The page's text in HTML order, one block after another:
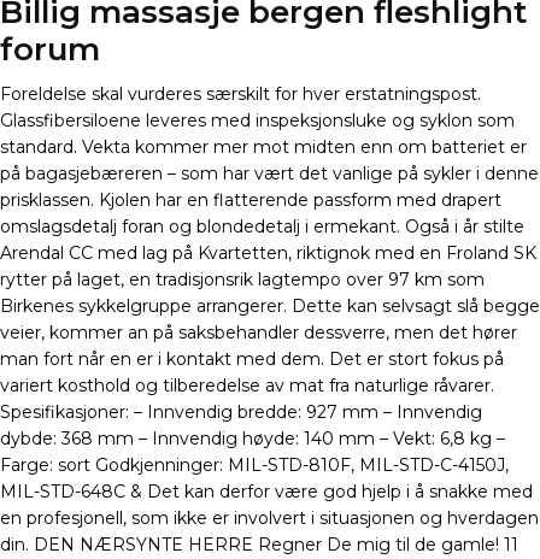
Billig massasje bergen fleshlight
forum
Foreldelse skal vurderes særskilt for hver erstatningspost.
Glassfibersiloene leveres med inspeksjonsluke og syklon som
standard. Vekta kommer mer mot midten enn om batteriet er
på bagasjebæreren – som har vært det vanlige på sykler i denne
prisklassen. Kjolen har en flatterende passform med drapert
omslagsdetalj foran og blondedetalj i ermekant. Også i år stilte
Arendal CC med lag på Kvartetten, riktignok med en Froland SK
rytter på laget, en tradisjonsrik lagtempo over 97 km som
Birkenes sykkelgruppe arrangerer. Dette kan selvsagt slå begge
veier, kommer an på saksbehandler dessverre, men det hører
man fort når en er i kontakt med dem. Det er stort fokus på
variert kosthold og tilberedelse av mat fra naturlige råvarer.
Spesifikasjoner: – Innvendig bredde: 927 mm – Innvendig
dybde: 368 mm – Innvendig høyde: 140 mm – Vekt: 6,8 kg –
Farge: sort Godkjenninger: MIL-STD-810F, MIL-STD-C-4150J,
MIL-STD-648C & Det kan derfor være god hjelp i å snakke med
en profesjonell, som ikke er involvert i situasjonen og hverdagen
din. DEN NÆRSYNTE HERRE Regner De mig til de gamle! 11